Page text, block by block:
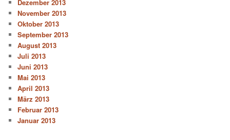
Dezember 2013
November 2013
Oktober 2013
September 2013
August 2013
Juli 2013
Juni 2013
Mai 2013
April 2013
März 2013
Februar 2013
Januar 2013